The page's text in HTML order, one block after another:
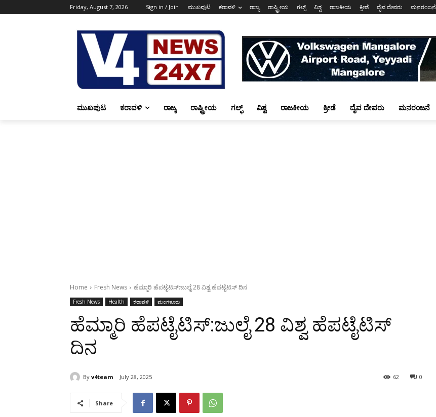
Friday, August 7, 2026 Sign in / Join ಮುಖಪುಟ ಕರಾವಳಿ ರಾಜ್ಯ ರಾಷ್ಟ್ರೀಯ ಗಲ್ಫ್ ವಿಶ್ವ ರಾಜಕೀಯ ಕ್ರೀಡೆ ದೈವ ದೇವರು ಮನರಂಜನೆ
ಮುಖಪುಟ ಕರಾವಳಿ ರಾಜ್ಯ ರಾಷ್ಟ್ರೀಯ ಗಲ್ಫ್ ವಿಶ್ವ ರಾಜಕೀಯ ಕ್ರೀಡೆ ದೈವ ದೇವರು ಮನರಂಜನೆ
Home Fresh News ಹೆಮ್ಮಾರಿ ಹೆಪಟೈಟಿಸ್:ಜುಲೈ 28 ವಿಶ್ವ ಹೆಪಟೈಟಿಸ್ ದಿನ
Fresh News Health ಕರಾವಳಿ ಮಂಗಳೂರು
ಹೆಮ್ಮಾರಿ ಹೆಪಟೈಟಿಸ್:ಜುಲೈ 28 ವಿಶ್ವ ಹೆಪಟೈಟಿಸ್
ದಿನ
By v4team July 28, 2025 0
62
Share